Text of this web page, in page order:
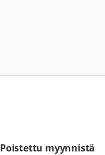
Poistettu myynnistä